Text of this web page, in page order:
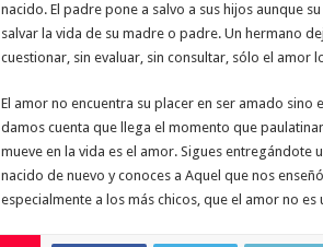
nacido. El padre pone a salvo a sus hijos aunque
salvar la vida de su madre o padre. Un hermano
cuestionar, sin evaluar, sin consultar, sólo el amor
El amor no encuentra su placer en ser amado
damos cuenta que llega el momento que
mueve en la vida es el amor. Sigues entregándote
nacido de nuevo y conoces a Aquel que nos
especialmente a los más chicos, que el amor no